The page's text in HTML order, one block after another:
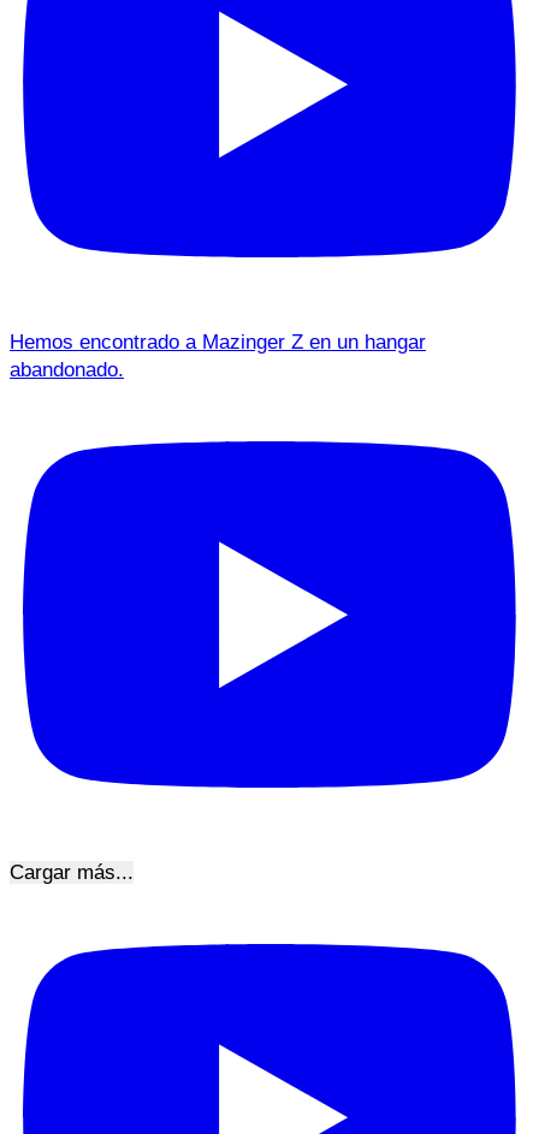
Hemos encontrado a Mazinger Z en un hangar
abandonado.
Cargar más...